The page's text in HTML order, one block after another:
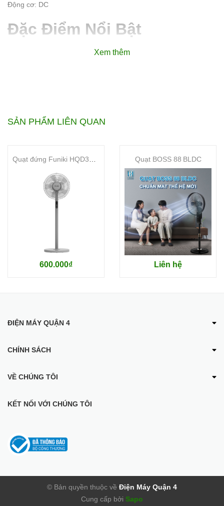
Động cơ: DC
Đặc Điểm Nổi Bật
Nút nhấn trên quạt/ Điều khiển từ xa, Khoá trẻ em.
Hẹn giờ Mở/ Hẹn giờ Tắt thời lượng 1/2/4/6 giờ.
Điện áp: 220V/50Hz – Công suất: 22W – Trọng lượng: 4.5
Thông số kỹ thuật
#quat-kdk-klv-30dc
Xem thêm
SẢN PHẨM LIÊN QUAN
600.000₫
Quạt BOSS 88 BLDC
Liên hệ
ĐIỆN MÁY QUẬN 4
CHÍNH SÁCH
VỀ CHÚNG TÔI
KẾT NỐI VỚI CHÚNG TÔI
© Bản quyền thuộc về Điện Máy Quận 4
Cung cấp bởi Sapo